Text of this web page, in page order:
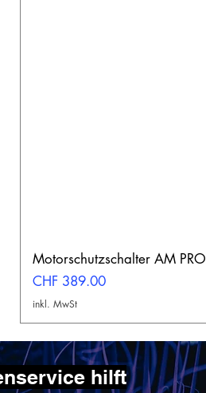
Motorschutzschalter AM PRO
Preis
CHF 389.00
inkl. MwSt
hilft